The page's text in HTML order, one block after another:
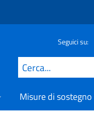
Seguici su:
Cerca
Misure di